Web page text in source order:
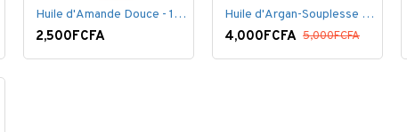
Huile d'Amande Douce - 100% Bio - 60 ml
2,500FCFA
Huile d'Argan-Souplesse 100% Bio - 60 ml
4,000FCFA 5,000FCFA